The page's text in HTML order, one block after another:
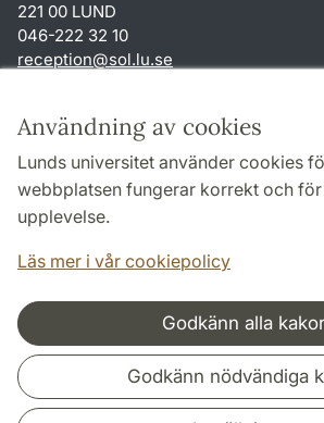
Användning av cookies
Lunds universitet använder cookies
webbplatsen fungerar korrekt och
upplevelse.
Läs mer i vår cookiepolicy
Godkänn alla kakor
Godkänn nödvändiga
221 00 LUND
046-222 32 10
reception@sol.lu.se
Genvägar
Om webbplatsen och cookies
Behandling av personuppgifter
Tillgänglighetsredogörelse
Samarbeten och